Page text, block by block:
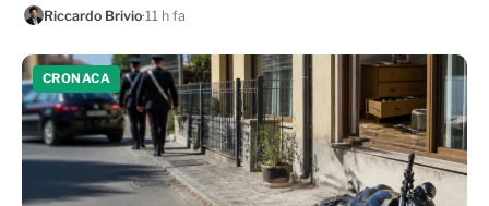
Riccardo Brivio·11 h fa
CRONACA